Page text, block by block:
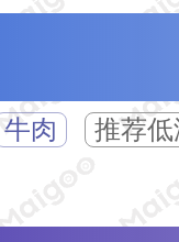
牛肉
推荐